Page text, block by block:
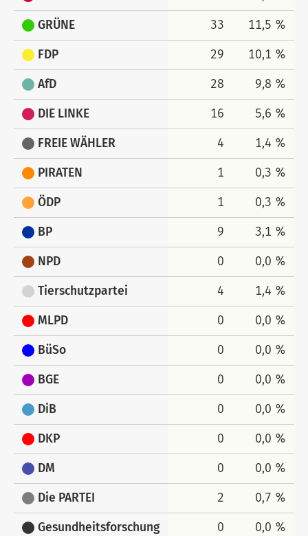
GRÜNE 33 11,5 %
FDP 29 10,1 %
AfD 28 9,8 %
DIE LINKE 16 5,6 %
FREIE WÄHLER 4 1,4 %
PIRATEN 1 0,3 %
ÖDP 1 0,3 %
BP 9 3,1 %
NPD 0 0,0 %
Tierschutzpartei 4 1,4 %
MLPD 0 0,0 %
BüSo 0 0,0 %
BGE 0 0,0 %
DiB 0 0,0 %
DKP 0 0,0 %
DM 0 0,0 %
Die PARTEI 2 0,7 %
Gesundheitsforschung 0 0,0 %